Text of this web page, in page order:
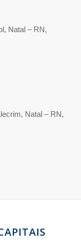
Natal – RN,
Natal – RN,